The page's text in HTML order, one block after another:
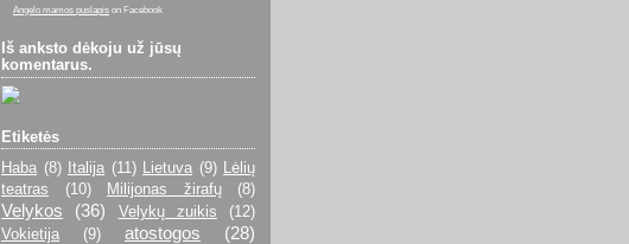
Angelo mamos puslapis on Facebook
Iš anksto dėkoju už jūsų
komentarus.
Etiketės
Haba (8) Italija (11) Lietuva (9)
Lėlių
teatras
(10) Milijonas žirafų (8)
Velykos (36) Velykų zuikis
(12)
Vokietija
(9) atostogos (28)